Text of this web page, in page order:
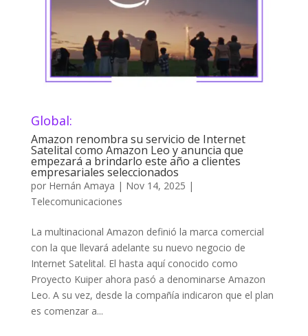
Global:
Amazon renombra su servicio de Internet
Satelital como Amazon Leo y anuncia que
empezará a brindarlo este año a clientes
empresariales seleccionados
por Hernán Amaya | Nov 14, 2025 |
Telecomunicaciones
La multinacional Amazon definió la marca comercial
con la que llevará adelante su nuevo negocio de
Internet Satelital. El hasta aquí conocido como
Proyecto Kuiper ahora pasó a denominarse Amazon
Leo. A su vez, desde la compañía indicaron que el plan
es comenzar a...